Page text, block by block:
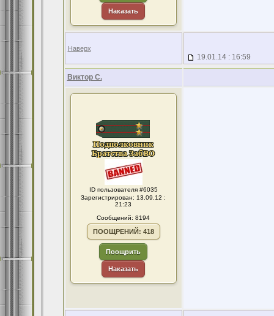
Наказать
Наверх
19.01.14 : 16:59
Виктор С.
ID пользователя #6035
Зарегистрирован: 13.09.12 :
21:23
Сообщений: 8194
ПООЩРЕНИЙ: 418
Поощрить
Наказать